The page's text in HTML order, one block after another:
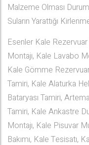
Malzeme Olması
Suların Yarattığı
Esenler Kale
Montajı, Kale Lavabo
Kale Gömme
Tamiri, Kale Alaturka
Bataryası Tamiri,
Tamiri, Kale Ankastre
Montajı, Kale Pisuvar
Bakımı, Kale Tesisatı,